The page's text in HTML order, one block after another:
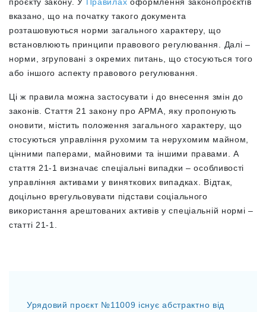
проєкту закону. У Правилах оформлення законопроєктів
вказано, що на початку такого документа
розташовуються норми загального характеру, що
встановлюють принципи правового регулювання. Далі –
норми, згруповані з окремих питань, що стосуються того
або іншого аспекту правового регулювання.
Ці ж правила можна застосувати і до внесення змін до
законів. Стаття 21 закону про АРМА, яку пропонують
оновити, містить положення загального характеру, що
стосуються управління рухомим та нерухомим майном,
цінними паперами, майновими та іншими правами. А
стаття 21-1 визначає спеціальні випадки – особливості
управління активами у виняткових випадках. Відтак,
доцільно врегульовувати підстави соціального
використання арештованих активів у спеціальній нормі –
статті 21-1.
Урядовий проєкт №11009 існує абстрактно від